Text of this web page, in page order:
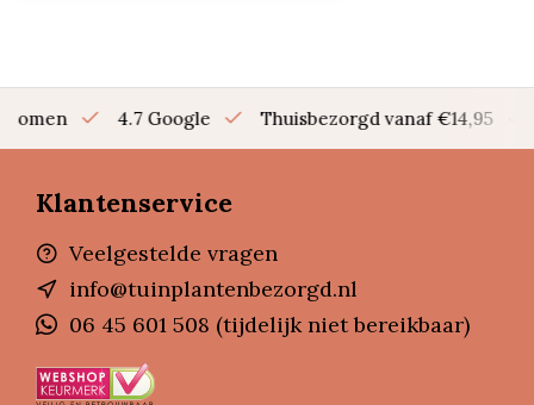
bomen 4.7 Google Thuisbezorgd vanaf €14,95
Klantenservice
Veelgestelde vragen
info@tuinplantenbezorgd.nl
06 45 601 508 (tijdelijk niet bereikbaar)